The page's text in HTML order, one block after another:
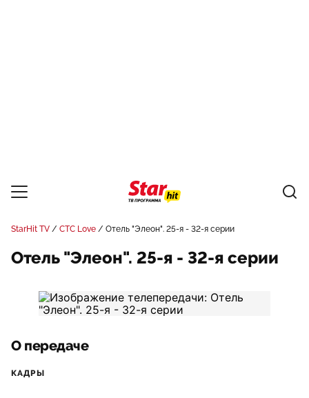
StarHit TV СТС Love Отель "Элеон". 25-я - 32-я серии
Отель "Элеон". 25-я - 32-я серии
О передаче
КАДРЫ